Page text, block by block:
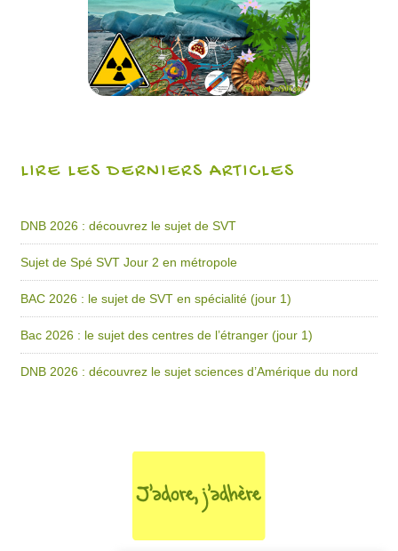
LIRE LES DERNIERS ARTICLES
DNB 2026 : découvrez le sujet de SVT
Sujet de Spé SVT Jour 2 en métropole
BAC 2026 : le sujet de SVT en spécialité (jour 1)
Bac 2026 : le sujet des centres de l’étranger (jour 1)
DNB 2026 : découvrez le sujet sciences d’Amérique du nord